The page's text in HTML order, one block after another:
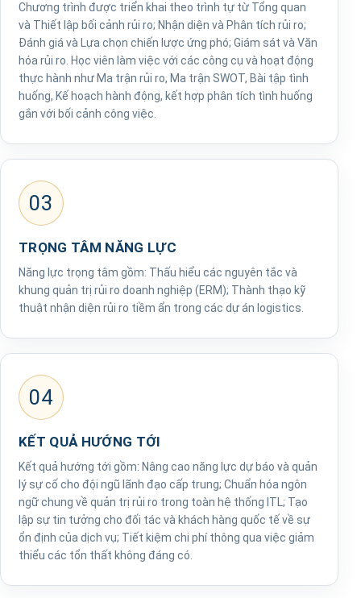
Chương trình được triển khai theo trình tự từ Tổng quan
và Thiết lập bối cảnh rủi ro; Nhận diện và Phân tích rủi ro;
Đánh giá và Lựa chọn chiến lược ứng phó; Giám sát và Văn
hóa rủi ro. Học viên làm việc với các công cụ và hoạt động
thực hành như Ma trận rủi ro, Ma trận SWOT, Bài tập tình
huống, Kế hoạch hành động, kết hợp phân tích tình huống
gắn với bối cảnh công việc.
03
TRỌNG TÂM NĂNG LỰC
Năng lực trọng tâm gồm: Thấu hiểu các nguyên tắc và
khung quản trị rủi ro doanh nghiệp (ERM); Thành thạo kỹ
thuật nhận diện rủi ro tiềm ẩn trong các dự án logistics.
04
KẾT QUẢ HƯỚNG TỚI
Kết quả hướng tới gồm: Nâng cao năng lực dự báo và quản
lý sự cố cho đội ngũ lãnh đạo cấp trung; Chuẩn hóa ngôn
ngữ chung về quản trị rủi ro trong toàn hệ thống ITL; Tạo
lập sự tin tưởng cho đối tác và khách hàng quốc tế về sự
ổn định của dịch vụ; Tiết kiệm chi phí thông qua việc giảm
thiểu các tổn thất không đáng có.